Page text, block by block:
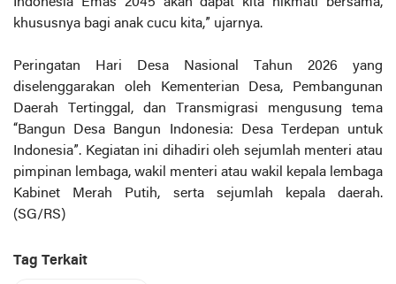
Indonesia Emas 2045 akan dapat kita nikmati bersama,
khususnya bagi anak cucu kita,” ujarnya.
Peringatan Hari Desa Nasional Tahun 2026 yang
diselenggarakan oleh Kementerian Desa, Pembangunan
Daerah Tertinggal, dan Transmigrasi mengusung tema
“Bangun Desa Bangun Indonesia: Desa Terdepan untuk
Indonesia”. Kegiatan ini dihadiri oleh sejumlah menteri atau
pimpinan lembaga, wakil menteri atau wakil kepala lembaga
Kabinet Merah Putih, serta sejumlah kepala daerah.
(SG/RS)
Tag Terkait